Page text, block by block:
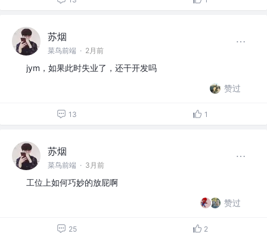
苏烟
菜鸟前端 · 2月前
jym，如果此时失业了，还干开发吗
赞过
13 1
苏烟
菜鸟前端 · 3月前
工位上如何巧妙的放屁啊
赞过
25 2